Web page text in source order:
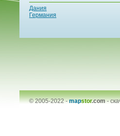
Дания
Германия
© 2005-2022 -mapstor.com-